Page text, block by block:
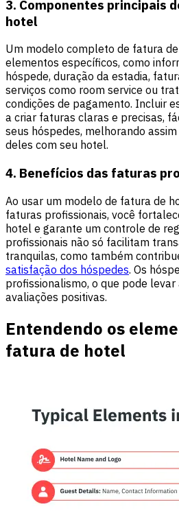
3. Componentes principais
hotel
Um modelo completo de fatura
elementos específicos, como
hóspede, duração da estadia,
serviços como room service ou
condições de pagamento. Incluir
a criar faturas claras e precisas,
seus hóspedes, melhorando assim
deles com seu hotel.
4. Benefícios das faturas
Ao usar um modelo de fatura de
faturas profissionais, você
hotel e garante um controle de
profissionais não só facilitam
tranquilas, como também
satisfação dos hóspedes. Os
profissionalismo, o que pode
avaliações positivas.
Entendendo os
fatura de hotel